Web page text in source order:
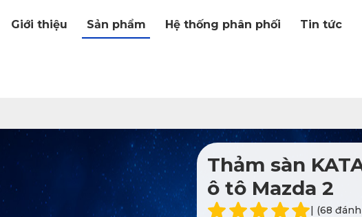
Giới thiệu Sản phẩm Hệ thống phân phối Tin tức
Thảm sàn
ô tô Mazda 2
| (68